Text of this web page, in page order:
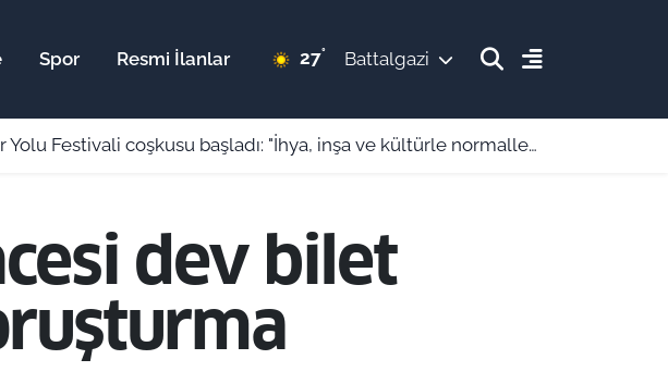
Spor Resmi İlanlar 27° Battalgazi
Festivali coşkusu başladı: "İhya, inşa ve kültürle normalleşiyoruz"
dev bilet